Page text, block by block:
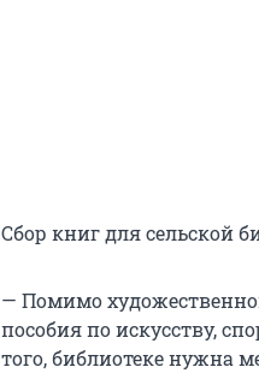
Сбор книг для сельской
— Помимо
пособия по искусству,
того, библиотеке нужна